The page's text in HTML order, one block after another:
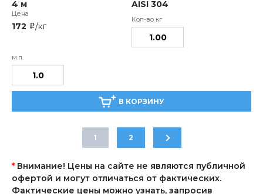
4 м AISI 304
172 i/кг
В КОРЗИНУ
1 2
* Внимание! Цены на сайте не являются публичной
офертой и могут отличаться от фактических.
Фактические цены можно узнать, запросив